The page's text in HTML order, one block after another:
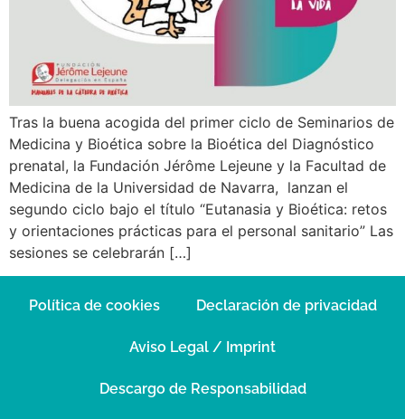
Tras la buena acogida del primer ciclo de Seminarios de
Medicina y Bioética sobre la Bioética del Diagnóstico
prenatal, la Fundación Jérôme Lejeune y la Facultad de
Medicina de la Universidad de Navarra, lanzan el
segundo ciclo bajo el título “Eutanasia y Bioética: retos
y orientaciones prácticas para el personal sanitario” Las
sesiones se celebrarán […]
Política de cookies Declaración de privacidad
Aviso Legal / Imprint
Descargo de Responsabilidad